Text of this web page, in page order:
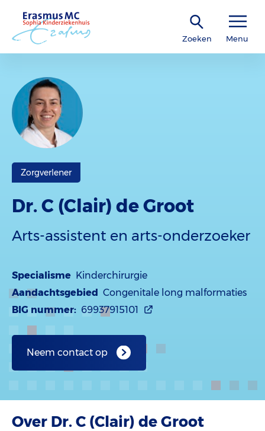
Zoeken Menu
Zorgverlener
Dr. C (Clair) de Groot
Arts-assistent en arts-onderzoeker
Specialisme Kinderchirurgie
Aandachtsgebied Congenitale long malformaties
BIG nummer: 69937915101
Neem contact op
Over Dr. C (Clair) de Groot